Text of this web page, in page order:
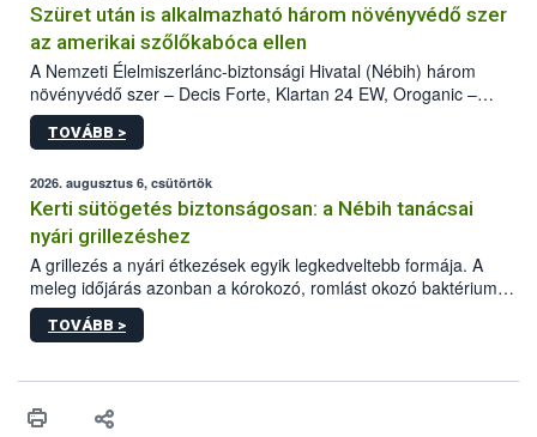
Szüret után is alkalmazható három növényvédő szer
az amerikai szőlőkabóca ellen
A Nemzeti Élelmiszerlánc-biztonsági Hivatal (Nébih) három
növényvédő szer – Decis Forte, Klartan 24 EW, Oroganic –
engedélyokiratát módosította, így azok a szüretet követően,
egészen a vesszőérettség (BBCH 91) stádiumáig
érésű szőlőkben is legyen lehetőség a károsító elleni további
védekezésre. Az Oroganic készítmény kis kiszerelésben kiskerti
felhasználók számára is elérhető és ökológiai termesztésben is
engedélyezett.
TOVÁBB >
2026. augusztus 6, csütörtök
Kerti sütögetés biztonságosan: a Nébih tanácsai
nyári grillezéshez
A grillezés a nyári étkezések egyik legkedveltebb formája. A
meleg időjárás azonban a kórokozó, romlást okozó baktériumok
gyorsabb szaporodásának is kedvez. A szabadtéri sütögetés
ezért nem csupán a megfelelő sütési technikáról szól: legalább
higiéniai szabályok betartása, a megfelelő hőkezelés, valamint a
biztonsági Hivatal (Nébih) Oktatási Programja összegyűjtötte a
TOVÁBB >